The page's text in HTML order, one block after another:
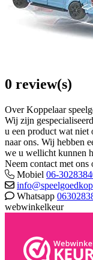
0 review(s)
Over Koppelaar
Wij zijn
u een product wat niet
naar ons. Wij hebben
we u wellicht kunnen
Neem contact met ons
Mobiel 06-
Whatsapp
webwinkelkeur